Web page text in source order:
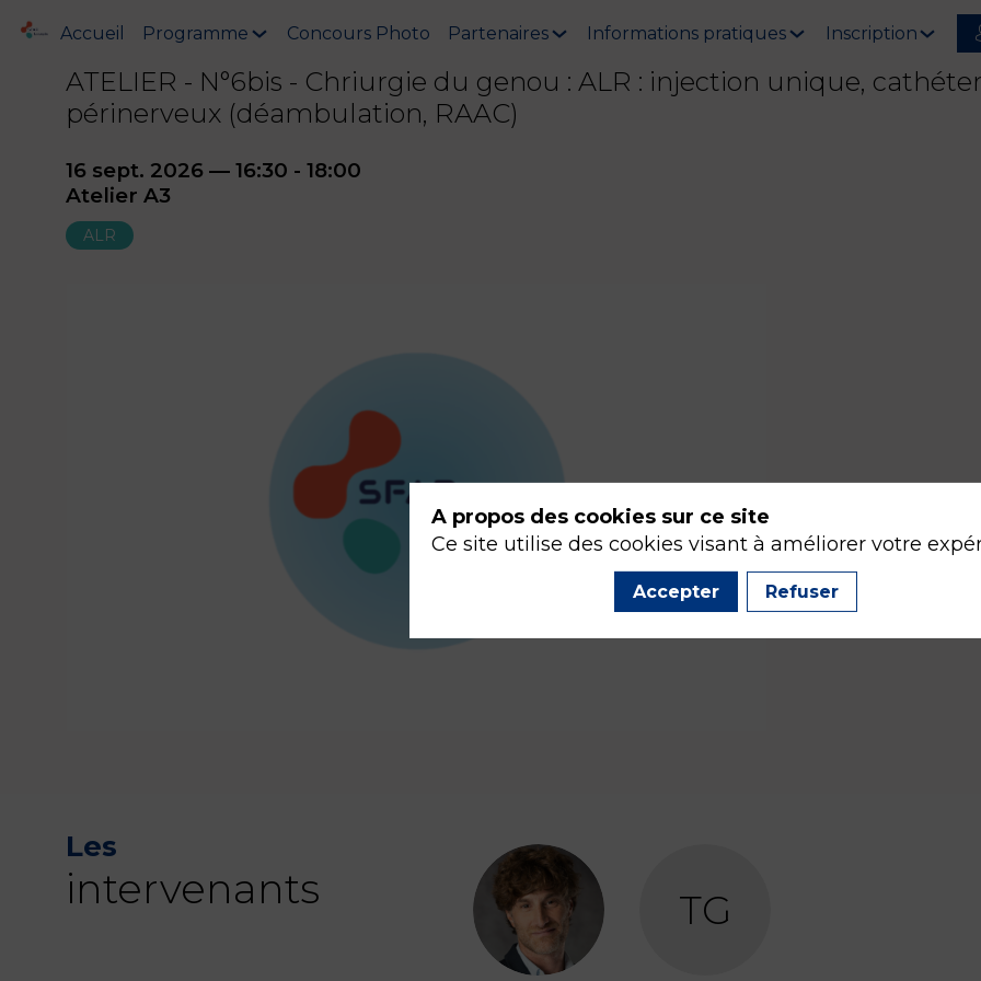
Accueil Programme Concours Photo Partenaires Informations pratiques Inscription
ATELIER - N°6bis - Chriurgie du genou : ALR : injection unique, cathéter
périnerveux (déambulation, RAAC)
16 sept. 2026 — 16:30 - 18:00
Atelier A3
ALR
Les
intervenants FF TG
A propos des cookies sur ce site
Ce site utilise des cookies visant à améliorer votre
Accepter Refuser